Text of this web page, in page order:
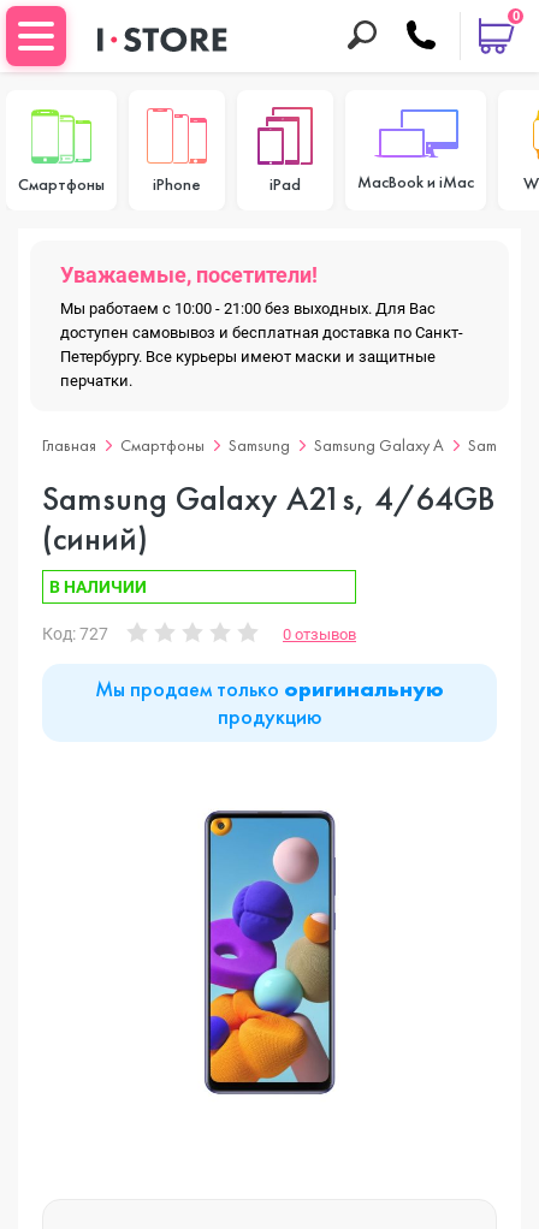
0
Смартфоны iPhone iPad MacBook и iMac
Уважаемые, посетители!
Мы работаем с 10:00 - 21:00 без выходных. Для Вас
доступен самовывоз и бесплатная доставка по Санкт-
Петербургу. Все курьеры имеют маски и защитные
перчатки.
Главная Смартфоны Samsung Samsung Galaxy A Samsung
Samsung Galaxy A21s, 4/64GB
(синий)
В НАЛИЧИИ
Код: 727 0 отзывов
Мы продаем только оригинальную
продукцию